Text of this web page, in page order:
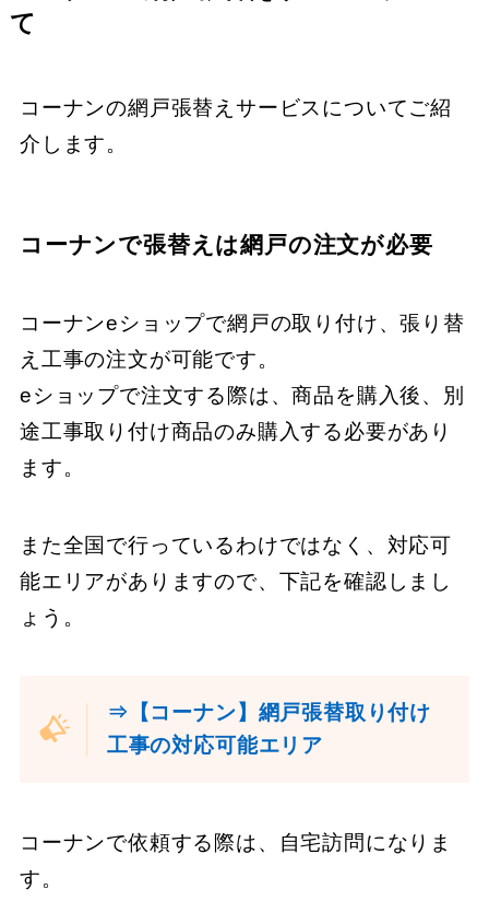
て
コーナンの網戸張替えサービスについてご紹
介します。
コーナンで張替えは網戸の注文が必要
コーナンeショップで網戸の取り付け、張り替
え工事の注文が可能です。
eショップで注文する際は、商品を購入後、別
途工事取り付け商品のみ購入する必要があり
ます。
また全国で行っているわけではなく、対応可
能エリアがありますので、下記を確認しまし
ょう。
⇒【コーナン】網戸張替取り付け
工事の対応可能エリア
コーナンで依頼する際は、自宅訪問になりま
す。